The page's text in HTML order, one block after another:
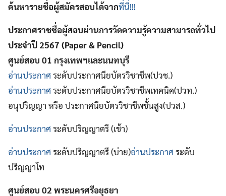
ค้นหารายชื่อผู้สมัครสอบได้จากที่นี่!!!
ประกาศราชชื่อผู้สอบผ่านการวัดความรู้ความสามารถทั่วไป
ประจำปี 2567 (Paper & Pencil)
ศูนย์สอบ 01 กรุงเทพฯและนนทบุรี
อ่านประกาศ ระดับประกาศนียบัตรวิชาชีพ(ปวช.)
อ่านประกาศ ระดับประกาศนียบัตรวิชาชีพเทคนิค(ปวท.)
อนุปริญญา หรือ ประกาศนียบัตรวิชาชีพชั้นสูง(ปวส.)
อ่านประกาศ ระดับปริญญาตรี (เช้า)
อ่านประกาศ ระดับปริญญาตรี (บ่าย)อ่านประกาศ ระดับ
ปริญญาโท
ศูนย์สอบ 02 พระนครศรีอยุธยา